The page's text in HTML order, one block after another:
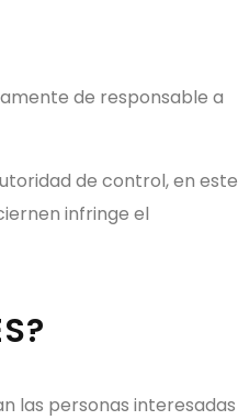
de responsable a
de control, en este
infringe el
las personas interesadas